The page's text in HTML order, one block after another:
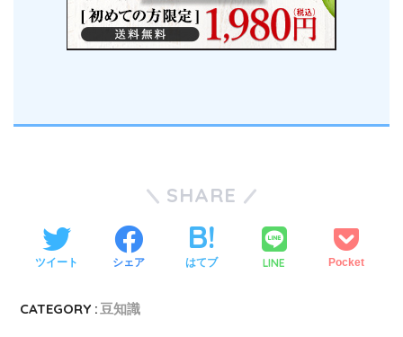
SHARE
ツイート シェア はてブ LINE Pocket
CATEGORY :豆知識